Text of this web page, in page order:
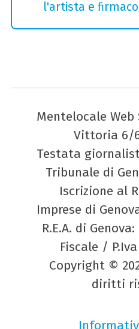
l'artista e
Mentelocale
Vittoria 6/
Testata
Tribunale di
Iscrizione al
Imprese di
R.E.A. di
Fiscale / P.Iva
Copyright ©
diritti